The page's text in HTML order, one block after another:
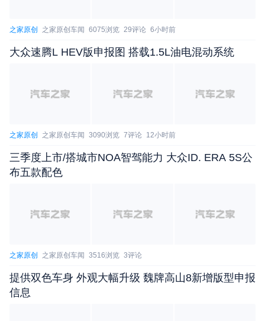
用户可根据个人需要，为爱车添加前排座椅通风&加
热、后排座椅加热、电动尾门等舒适性配置。
之家原创 之家原创车闻 6075浏览 29评论 6小时前
大众速腾L HEV版申报图 搭载1.5L油电混动系统
之家原创 之家原创车闻 3090浏览 7评论 12小时前
三季度上市/搭城市NOA智驾能力 大众ID. ERA 5S公
布五款配色
之家原创 之家原创车闻 3516浏览 3评论
提供双色车身 外观大幅升级 魏牌高山8新增版型申报
信息